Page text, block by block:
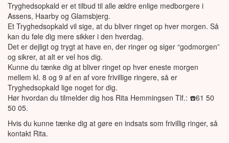
Tryghedsopkald er et tilbud til alle ældre enlige medborgere i
Assens, Haarby og Glamsbjerg.
Et Tryghedsopkald vil sige, at du bliver ringet op hver morgen. Så
kan du føle dig mere sikker i den hverdag.
Det er dejligt og trygt at have en, der ringer og siger “godmorgen”
og sikrer, at alt er vel hos dig.
Kunne du tænke dig at bliver ringet op hver eneste morgen
mellem kl. 8 og 9 af en af vore frivillige ringere, så er
Tryghedsopkald lige noget for dig.
Hør hvordan du tilmelder dig hos Rita Hemmingsen Tlf.: ☎️61 50
50 05.
Hvis du kunne tænke dig at gøre en indsats som frivillig ringer, så
kontakt Rita.